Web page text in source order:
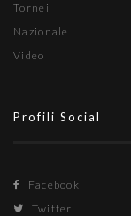
Tornei
Nazionale
Video
Profili Social
Facebook
Twitter